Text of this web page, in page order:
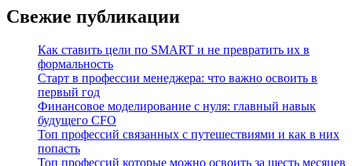
Свежие публикации
Как ставить цели по SMART и не превратить их в
формальность
Старт в профессии менеджера: что важно освоить в
первый год
Финансовое моделирование с нуля: главный навык
будущего CFO
Топ профессий связанных с путешествиями и как в них
попасть
Топ профессий которые можно освоить за шесть месяцев